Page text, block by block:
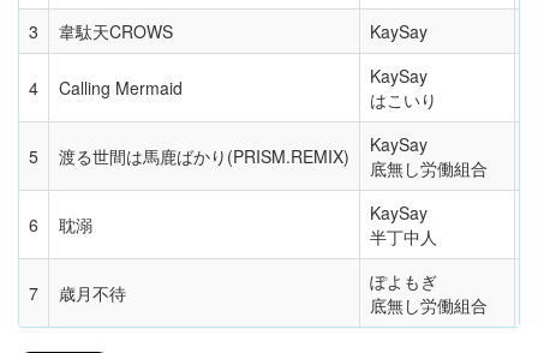
3 韋駄天CROWS KaySay
4 Calling Mermaid
KaySay
はこいり
5 渡る世間は馬鹿ばかり(PRISM.REMIX)
KaySay
底無し労働組合
6 耽溺
KaySay
半丁中人
7 歳月不待
ぽよもぎ
底無し労働組合